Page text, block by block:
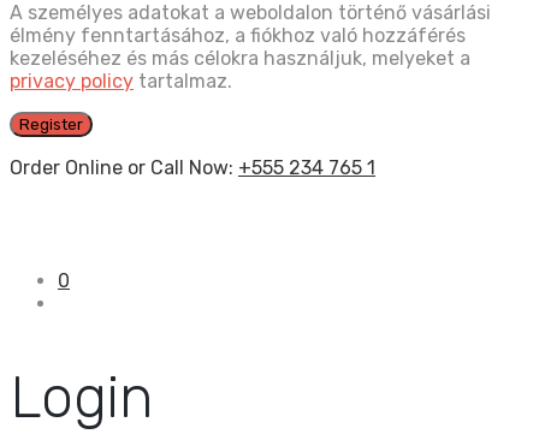
A személyes adatokat a weboldalon történő vásárlási
élmény fenntartásához, a fiókhoz való hozzáférés
kezeléséhez és más célokra használjuk, melyeket a
privacy policy tartalmaz.
Register
Order Online or Call Now: +555 234 765 1
0
Login